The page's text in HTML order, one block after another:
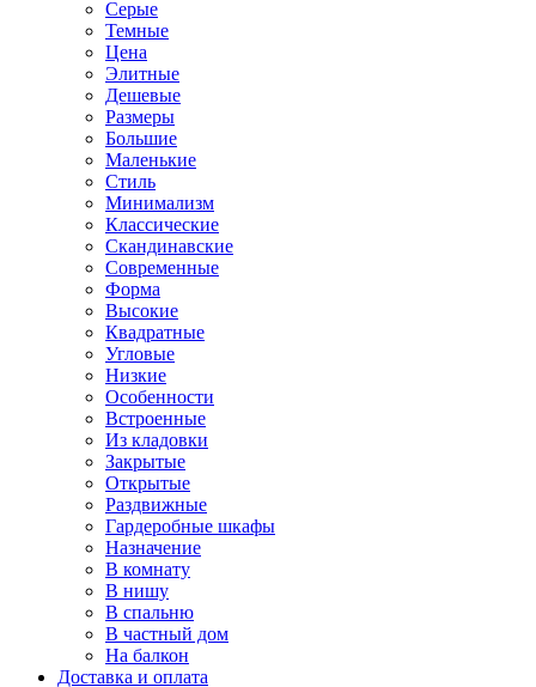
Серые
Темные
Цена
Элитные
Дешевые
Размеры
Большие
Маленькие
Стиль
Минимализм
Классические
Скандинавские
Современные
Форма
Высокие
Квадратные
Угловые
Низкие
Особенности
Встроенные
Из кладовки
Закрытые
Открытые
Раздвижные
Гардеробные шкафы
Назначение
В комнату
В нишу
В спальню
В частный дом
На балкон
Доставка и оплата